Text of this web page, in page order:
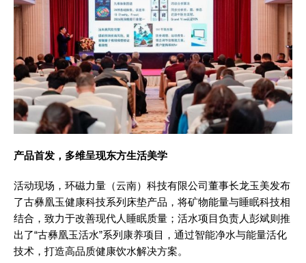
产品首发，多维呈现东方生活美学
活动现场，环磁力量（云南）科技有限公司董事长龙玉美发布
了古彝凰玉健康科技系列床垫产品，将矿物能量与睡眠科技相
结合，致力于改善现代人睡眠质量；活水项目负责人彭斌则推
出了“古彝凰玉活水”系列康养项目，通过智能净水与能量活化
技术，打造高品质健康饮水解决方案。